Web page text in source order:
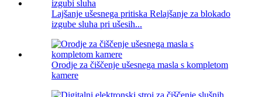
Lajšanje ušesnega pritiska Relajšanje za blokado
izgube sluha pri ušesih...
Orodje za čiščenje ušesnega masla s kompletom
kamere